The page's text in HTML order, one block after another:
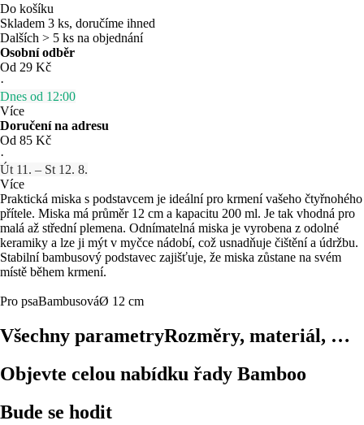
Do košíku
Skladem 3 ks, doručíme ihned
Dalších > 5 ks na objednání
Osobní odběr
Od 29 Kč
·
Dnes od 12:00
Více
Doručení na adresu
Od 85 Kč
·
Út 11. – St 12. 8.
Více
Praktická miska s podstavcem je ideální pro krmení vašeho čtyřnohého
přítele. Miska má průměr 12 cm a kapacitu 200 ml. Je tak vhodná pro
malá až střední plemena. Odnímatelná miska je vyrobena z odolné
keramiky a lze ji mýt v myčce nádobí, což usnadňuje čištění a údržbu.
Stabilní bambusový podstavec zajišťuje, že miska zůstane na svém
místě během krmení.
Pro psaBambusováØ 12 cm
Všechny parametryRozměry, materiál, …
Objevte celou nabídku řady Bamboo
Bude se hodit